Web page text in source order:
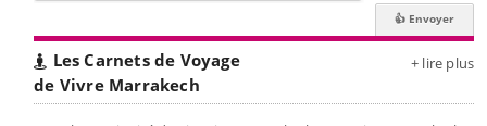
Les Carnets de Voyage
de Vivre Marrakech
+ lire plus